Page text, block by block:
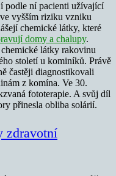
podle ní pacienti užívající
vyšším riziku vzniku
chemické látky, které
domy a chalupy.
látky rakovinu
století u kominíků. Právě
častěji diagnostikovali
z komína. Ve 30.
fototerapie. A svůj díl
přinesla obliba solárií.
zdravotní